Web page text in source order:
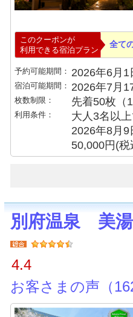
このクーポンが
利用できる宿泊プラン
全て
予約可能期間： 2026年6月
宿泊可能期間： 2026年7月
枚数制限： 先着50枚（
利用条件：
大人3名以
2026年8月
50,000円(
別府温泉 美
4.4
お客さまの声（